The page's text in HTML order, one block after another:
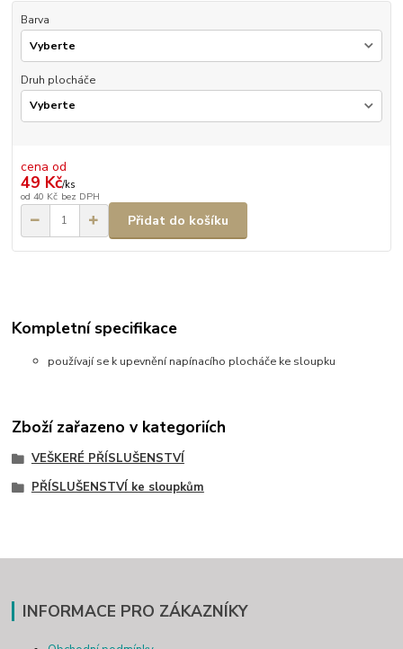
Barva
Druh plocháče
cena od
49 Kč/ks
od 40 Kč bez DPH
Přidat do košíku
Kompletní specifikace
používají se k upevnění napínacího plocháče ke sloupku
Zboží zařazeno v kategoriích
VEŠKERÉ PŘÍSLUŠENSTVÍ
PŘÍSLUŠENSTVÍ ke sloupkům
INFORMACE PRO ZÁKAZNÍKY